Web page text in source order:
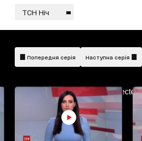
ТСН Ніч
AdBlockDetected!
Попередня серія Наступна серія